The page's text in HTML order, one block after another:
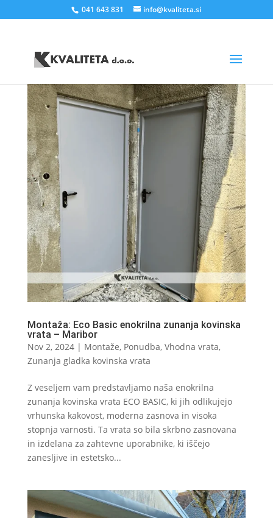
041 643 831 info@kvaliteta.si
Montaža: Eco Basic enokrilna zunanja kovinska
vrata – Maribor
Nov 2, 2024| Montaže, Ponudba, Vhodna vrata,
Zunanja gladka kovinska vrata
Z veseljem vam predstavljamo naša enokrilna
zunanja kovinska vrata ECO BASIC, ki jih odlikujejo
vrhunska kakovost, moderna zasnova in visoka
stopnja varnosti. Ta vrata so bila skrbno zasnovana
in izdelana za zahtevne uporabnike, ki iščejo
zanesljive in estetsko...